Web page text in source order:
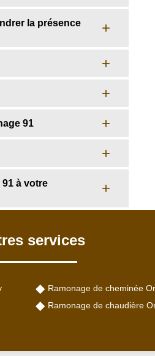
la présence
91
à votre
services
Ramonage de cheminée
Ramonage de chaudière